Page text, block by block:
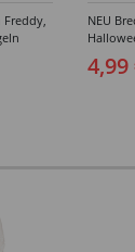
Freddy,
NEU
60cm
4,99